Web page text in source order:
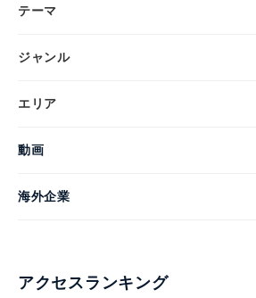
テーマ
ジャンル
エリア
動画
海外企業
アクセスランキング